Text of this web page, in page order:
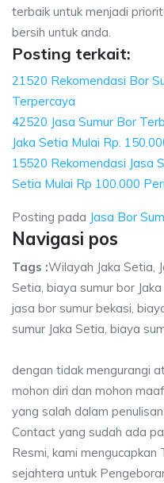
terbaik untuk menjadi
bersih untuk anda.
Posting terkait:
21520 Rekomendasi Bor
Terpercaya
42520 Jasa Sumur Bor
Jaka Setia Mulai Rp.
15520 Rekomendasi Jasa
Setia Mulai Rp 100.000
Posting pada Jasa Bor
Navigasi pos
Tags :Wilayah Jaka Setia,
Setia, biaya sumur bor
jasa bor sumur bekasi,
sumur Jaka Setia, biaya
dengan tidak mengurangi
mohon diri dan mohon
yang salah dalam
Contact yang sudah ada
Resmi, kami
sejahtera untuk